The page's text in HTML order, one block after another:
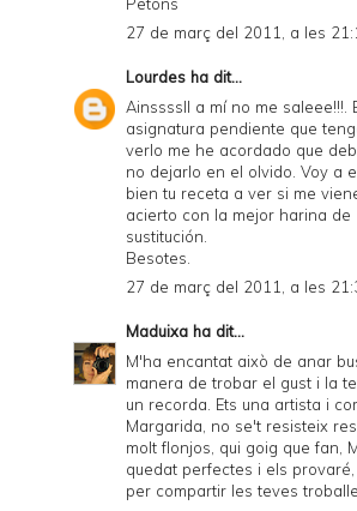
27 de març del 2011, a les
Lourdes ha dit...
Ainssssll a mí no me saleee!!!.
asignatura pendiente que
verlo me he acordado que
no dejarlo en el olvido. Voy a
bien tu receta a ver si me
acierto con la mejor harina de
sustitución.
Besotes.
27 de març del 2011, a les
Maduixa ha dit...
M'ha encantat això de anar
manera de trobar el gust i la
un recorda. Ets una artista i
Margarida, no se't resisteix
molt flonjos, qui goig que fan,
quedat perfectes i els
per compartir les teves